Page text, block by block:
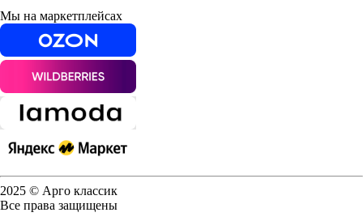
Мы на маркетплейсах
2025 © Арго классик
Все права защищены